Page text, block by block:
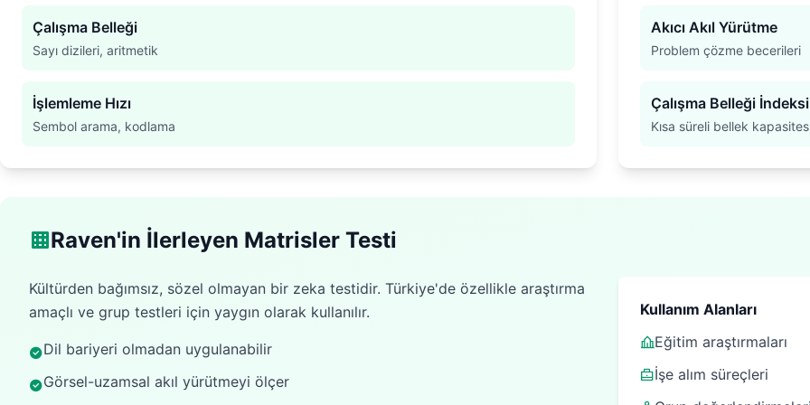
Çalışma Belleği
Sayı dizileri, aritmetik
İşlemleme Hızı
Sembol arama, kodlama
Akıcı Akıl Yürütme
Problem çözme becerileri
Çalışma Belleği İndeksi
Kısa süreli bellek
Raven'in İlerleyen Matrisler Testi
Kültürden bağımsız, sözel olmayan bir zeka testidir. Türkiye'de özellikle araştırma
amaçlı ve grup testleri için yaygın olarak kullanılır.
Dil bariyeri olmadan uygulanabilir
Görsel-uzamsal akıl yürütmeyi ölçer
Kullanım Alanları
Eğitim araştırmaları
İşe alım süreçleri